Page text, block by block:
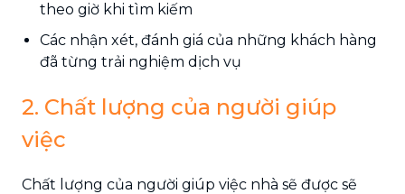
theo giờ khi tìm kiếm
Các nhận xét, đánh giá của những khách hàng
đã từng trải nghiệm dịch vụ
2. Chất lượng của người giúp
việc
Chất lượng của người giúp việc nhà sẽ được sẽ